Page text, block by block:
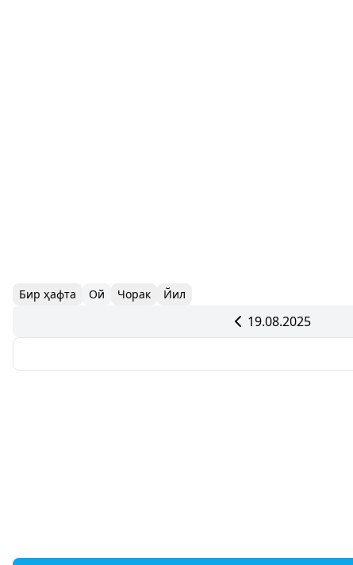
Бир ҳафта Ой Чорак Йил
19.08.2025